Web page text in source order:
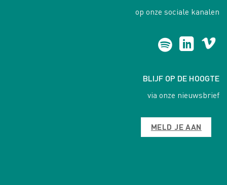
op onze sociale kanalen
BLIJF OP DE HOOGTE
via onze nieuwsbrief
MELD JE AAN